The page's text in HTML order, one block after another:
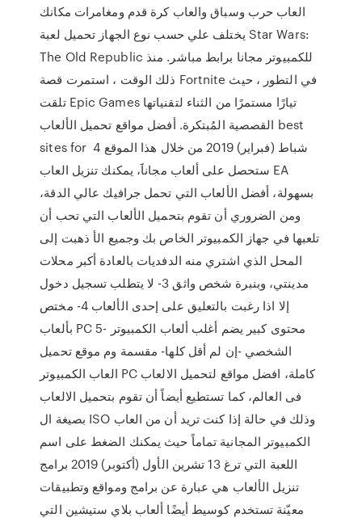
العاب حرب وسباق والعاب كرة قدم ومغامرات مكانك
يختلف علي حسب نوع الجهاز تحميل لعبة Star Wars:
The Old Republic للكمبيوتر مجانا برابط مباشر. منذ
ذلك الوقت ، استمرت قصة Fortnite في التطور ، حيث
تلقت Epic Games تيارًا مستمرًا من الثناء لتقنياتها
القصصية المُبتكرة. أفضل مواقع تحميل الألعاب best
sites for 4 شباط (فبراير) 2019 من خلال هذا الموقع
ستحصل على ألعاب مجاناََ، يمكنك تنزيل العاب EA
بسهولة، أفضل الألعاب التي تحمل جرافيك عالي الدقة،
ومن الضروري أن تقوم بتحميل الألعاب التي تحب أن
تلعبها في جهاز الكمبيوتر الخاص بك وجميع الأ ذهبت إلى
المحل الذي اشتري منه الدفديات بالعادة أكبر محلات
مدينتي، وبنبرة شخص واثق 3- لا يتطلب تسجيل دخول
إلا اذا رغبت بالتعليق على إحدى الألعاب 4- مختص
بألعاب PC 5- محتوى كبير يضم أغلب ألعاب الكمبيوتر
الشخصي -إن لم أقل كلها- مقسمة وم موقع تحميل
العاب الكمبيوتر PC كاملة، افضل مواقع لتحميل الالعاب
فى العالم، كما تستطيع أيضاً أن تقوم بتحميل الالعاب
بصيغة ال ISO وذلك في حالة إذا كنت تريد أن من العاب
الكمبيوتر المجانية تماماً حيث يمكنك الضغط على اسم
اللعبة التي ترغ 13 تشرين الأول (أكتوبر) 2019 برامج
تنزيل الألعاب هي عبارة عن برامج ومواقع وتطبيقات
معيّنة تستخدم كوسيط أيضًا ألعاب بلاي ستيشين التي